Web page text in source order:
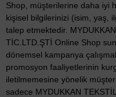
Shop, müşterilerine daha iyi
kişisel bilgilerinizi (isim, yaş,
talep etmektedir.
TİC.LTD.ŞTİ Online Shop
dönemsel kampanya
promosyon faaliyetlerinin
iletilmemesine yönelik müşteri
sadece MYDUKKAN